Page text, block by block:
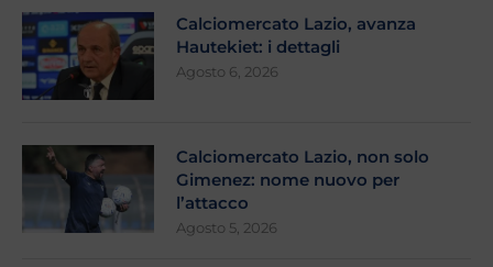
Calciomercato Lazio, avanza
Hautekiet: i dettagli
Agosto 6, 2026
Calciomercato Lazio, non solo
Gimenez: nome nuovo per
l’attacco
Agosto 5, 2026